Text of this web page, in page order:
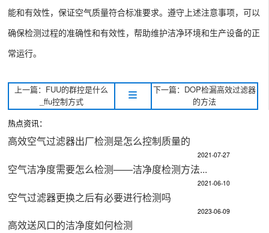
能和有效性，保证空气质量符合标准要求。遵守上述注意事项，可以
确保检测过程的准确性和有效性，帮助维护洁净环境和生产设备的正
常运行。
上一篇：FUU的群控是什么
_ffu控制方式
下一篇：DOP检漏高效过滤器
的方法
热点资讯：
高效空气过滤器出厂检测是怎么控制质量的
2021-07-27
空气洁净度需要怎么检测——洁净度检测方法...
2021-06-10
空气过滤器更换之后有必要进行检测吗
2023-06-09
高效送风口的洁净度如何检测